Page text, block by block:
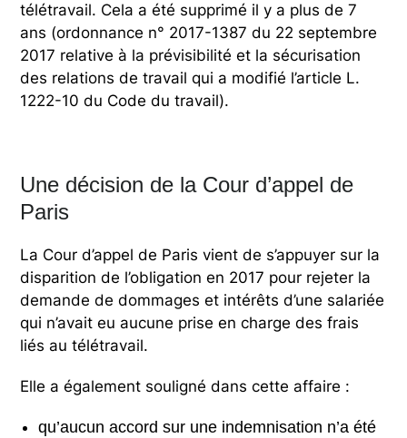
télétravail. Cela a été supprimé il y a plus de 7
ans (ordonnance n° 2017-1387 du 22 septembre
2017 relative à la prévisibilité et la sécurisation
des relations de travail qui a modifié l’article L.
1222-10 du Code du travail).
Une décision de la Cour d’appel de
Paris
La Cour d’appel de Paris vient de s’appuyer sur la
disparition de l’obligation en 2017 pour rejeter la
demande de dommages et intérêts d’une salariée
qui n’avait eu aucune prise en charge des frais
liés au télétravail.
Elle a également souligné dans cette affaire :
qu’aucun accord sur une indemnisation n’a été